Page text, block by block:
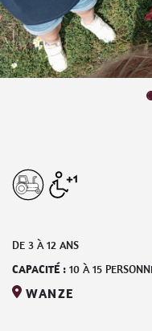
DE 3 À12 ANS
CAPACITÉ : 10 À15
WANZE